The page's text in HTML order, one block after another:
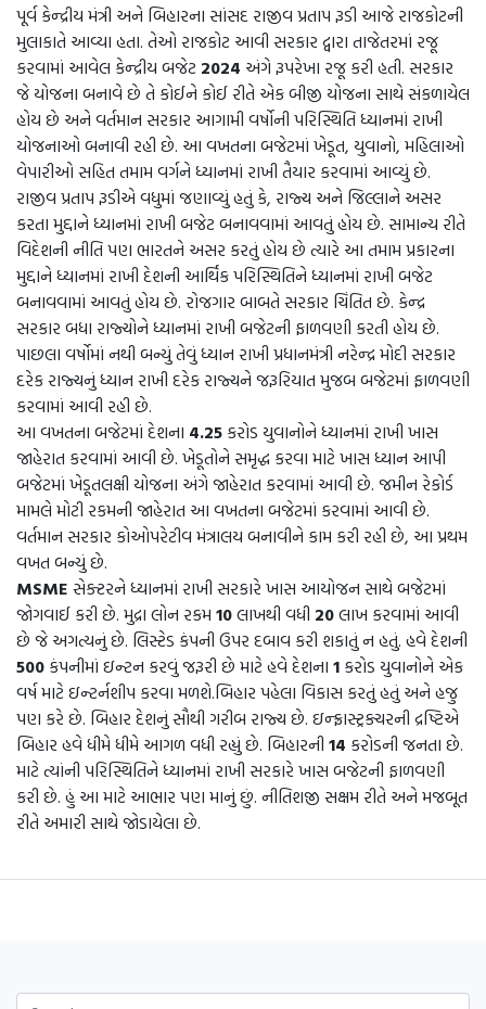
પૂર્વ કેન્દ્રીય મંત્રી અને બિહારના સાંસદ રાજીવ પ્રતાપ રૂડી આજે રાજકોટની
મુલાકાતે આવ્યા હતા. તેઓ રાજકોટ આવી સરકાર દ્વારા તાજેતરમાં રજૂ
કરવામાં આવેલ કેન્દ્રીય બજેટ 2024 અંગે રૂપરેખા રજૂ કરી હતી. સરકાર
જે યોજના બનાવે છે તે કોઈને કોઈ રીતે એક બીજી યોજના સાથે સંકળાયેલ
હોય છે અને વર્તમાન સરકાર આગામી વર્ષોની પરિસ્થિતિ ધ્યાનમાં રાખી
યોજનાઓ બનાવી રહી છે. આ વખતના બજેટમાં ખેડૂત, યુવાનો, મહિલાઓ
વેપારીઓ સહિત તમામ વર્ગને ધ્યાનમાં રાખી તૈયાર કરવામાં આવ્યું છે.
રાજીવ પ્રતાપ રૂડીએ વધુમાં જણાવ્યું હતું કે, રાજ્ય અને જિલ્લાને અસર
કરતા મુદ્દાને ધ્યાનમાં રાખી બજેટ બનાવવામાં આવતું હોય છે. સામાન્ય રીતે
વિદેશની નીતિ પણ ભારતને અસર કરતું હોય છે ત્યારે આ તમામ પ્રકારના
મુદ્દાને ધ્યાનમાં રાખી દેશની આર્થિક પરિસ્થિતિને ધ્યાનમાં રાખી બજેટ
બનાવવામાં આવતું હોય છે. રોજગાર બાબતે સરકાર ચિંતિત છે. કેન્દ્ર
સરકાર બધા રાજ્યોને ધ્યાનમાં રાખી બજેટની ફાળવણી કરતી હોય છે.
પાછલા વર્ષોમાં નથી બન્યું તેવું ધ્યાન રાખી પ્રધાનમંત્રી નરેન્દ્ર મોદી સરકાર
દરેક રાજ્યનું ધ્યાન રાખી દરેક રાજ્યને જરૂરિયાત મુજબ બજેટમાં ફાળવણી
કરવામાં આવી રહી છે.
આ વખતના બજેટમાં દેશના 4.25 કરોડ યુવાનોને ધ્યાનમાં રાખી ખાસ
જાહેરાત કરવામાં આવી છે. ખેડૂતોને સમૃદ્ધ કરવા માટે ખાસ ધ્યાન આપી
બજેટમાં ખેડૂતલક્ષી યોજના અંગે જાહેરાત કરવામાં આવી છે. જમીન રેકોર્ડ
મામલે મોટી રકમની જાહેરાત આ વખતના બજેટમાં કરવામાં આવી છે.
વર્તમાન સરકાર કોઓપરેટીવ મંત્રાલય બનાવીને કામ કરી રહી છે, આ પ્રથમ
વખત બન્યું છે.
MSME સેક્ટરને ધ્યાનમાં રાખી સરકારે ખાસ આયોજન સાથે બજેટમાં
જોગવાઈ કરી છે. મુદ્રા લોન રકમ 10લાખથી વધી 20લાખ કરવામાં આવી
છે જે અગત્યનું છે. લિસ્ટેડ કંપની ઉપર દબાવ કરી શકાતું ન હતું. હવે દેશની
500 કંપનીમાં ઇન્ટન કરવું જરૂરી છે માટે હવે દેશના 1 કરોડ યુવાનોને એક
વર્ષ માટે ઇન્ટર્નશીપ કરવા મળશે.બિહાર પહેલા વિકાસ કરતું હતું અને હજુ
પણ કરે છે. બિહાર દેશનું સૌથી ગરીબ રાજ્ય છે. ઇન્ફ્રાસ્ટ્રક્ચરની દ્રષ્ટિએ
બિહાર હવે ધીમે ધીમે આગળ વધી રહ્યું છે. બિહારની 14 કરોડની જનતા છે.
માટે ત્યાંની પરિસ્થિતિને ધ્યાનમાં રાખી સરકારે ખાસ બજેટની ફાળવણી
કરી છે. હું આ માટે આભાર પણ માનું છું. નીતિશજી સક્ષમ રીતે અને મજબૂત
રીતે અમારી સાથે જોડાયેલા છે.